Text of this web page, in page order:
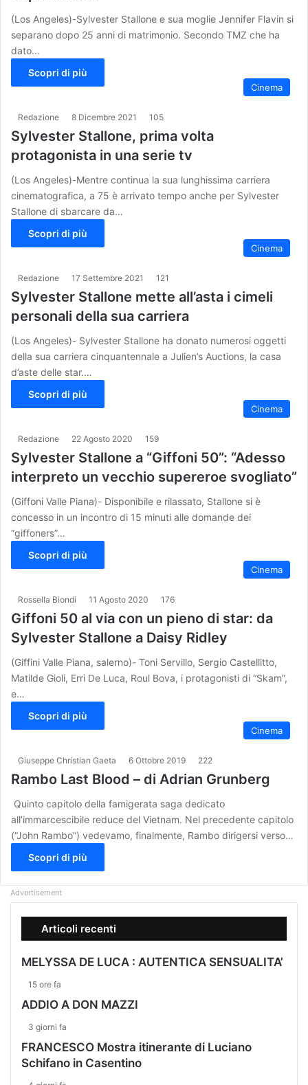
(Los Angeles)-Sylvester Stallone e sua moglie Jennifer Flavin si
separano dopo 25 anni di matrimonio. Secondo TMZ che ha
dato…
Scopri di più
Cinema
Redazione 8 Dicembre 2021 105
Sylvester Stallone, prima volta
protagonista in una serie tv
(Los Angeles)-Mentre continua la sua lunghissima carriera
cinematografica, a 75 è arrivato tempo anche per Sylvester
Stallone di sbarcare da…
Scopri di più
Cinema
Redazione 17 Settembre 2021 121
Sylvester Stallone mette all’asta i cimeli
personali della sua carriera
(Los Angeles)- Sylvester Stallone ha donato numerosi oggetti
della sua carriera cinquantennale a Julien’s Auctions, la casa
d’aste delle star.…
Scopri di più
Cinema
Redazione 22 Agosto 2020 159
Sylvester Stallone a “Giffoni 50”: “Adesso
interpreto un vecchio supereroe svogliato”
(Giffoni Valle Piana)- Disponibile e rilassato, Stallone si è
concesso in un incontro di 15 minuti alle domande dei
“giffoners”…
Scopri di più
Cinema
Rossella Biondi 11 Agosto 2020 176
Giffoni 50 al via con un pieno di star: da
Sylvester Stallone a Daisy Ridley
(Giffini Valle Piana, salerno)- Toni Servillo, Sergio Castellitto,
Matilde Gioli, Erri De Luca, Roul Bova, i protagonisti di “Skam”,
e…
Scopri di più
Cinema
Giuseppe Christian Gaeta 6 Ottobre 2019 222
Rambo Last Blood – di Adrian Grunberg
Quinto capitolo della famigerata saga dedicato
all’immarcescibile reduce del Vietnam. Nel precedente capitolo
(“John Rambo”) vedevamo, finalmente, Rambo dirigersi verso…
Scopri di più
Advertisement
Articoli recenti
MELYSSA DE LUCA : AUTENTICA SENSUALITA’
15 ore fa
ADDIO A DON MAZZI
3 giorni fa
FRANCESCO Mostra itinerante di Luciano
Schifano in Casentino